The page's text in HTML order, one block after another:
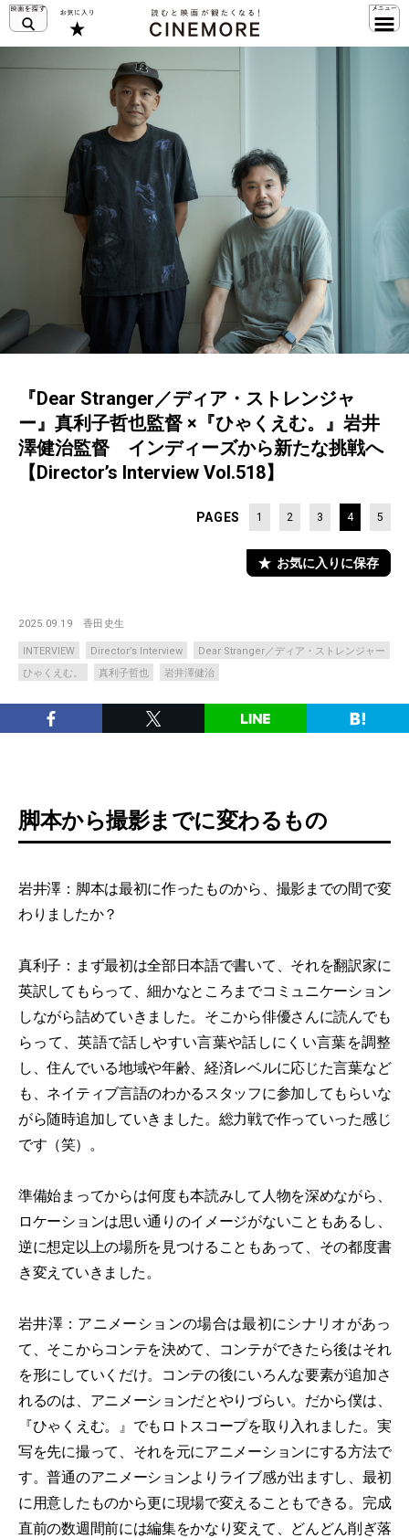
『Dear Stranger／ディア・ストレンジャ
ー』真利子哲也監督 ×『ひゃくえむ。』岩井
澤健治監督 インディーズから新たな挑戦へ
【Director’s Interview Vol.518】
PAGES 1 2 3 4 5
お気に入りに保存
2025.09.19 香田史生
INTERVIEW Director’s Interview
Dear Stranger／ディア・ストレンジャー
ひゃくえむ。
真利子哲也 岩井澤健治
脚本から撮影までに変わるもの
岩井澤：脚本は最初に作ったものから、撮影までの間で変
わりましたか？
真利子：まず最初は全部日本語で書いて、それを翻訳家に
英訳してもらって、細かなところまでコミュニケーション
しながら詰めていきました。そこから俳優さんに読んでも
らって、英語で話しやすい言葉や話しにくい言葉を調整
し、住んでいる地域や年齢、経済レベルに応じた言葉など
も、ネイティブ言語のわかるスタッフに参加してもらいな
がら随時追加していきました。総力戦で作っていった感じ
です（笑）。
準備始まってからは何度も本読みして人物を深めながら、
ロケーションは思い通りのイメージがないこともあるし、
逆に想定以上の場所を見つけることもあって、その都度書
き変えていきました。
岩井澤：アニメーションの場合は最初にシナリオがあっ
て、そこからコンテを決めて、コンテができたら後はそれ
を形にしていくだけ。コンテの後にいろんな要素が追加さ
れるのは、アニメーションだとやりづらい。だから僕は、
『ひゃくえむ。』でもロトスコープを取り入れました。実
写を先に撮って、それを元にアニメーションにする方法で
す。普通のアニメーションよりライブ感が出ますし、最初
に用意したものから更に現場で変えることもできる。完成
直前の数週間前には編集をかなり変えて、どんどん削ぎ落